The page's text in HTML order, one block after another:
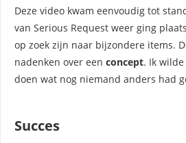
Deze video kwam eenvoudig tot
van Serious Request weer ging
op zoek zijn naar bijzondere items.
nadenken over een concept. Ik
doen wat nog niemand anders had
Succes